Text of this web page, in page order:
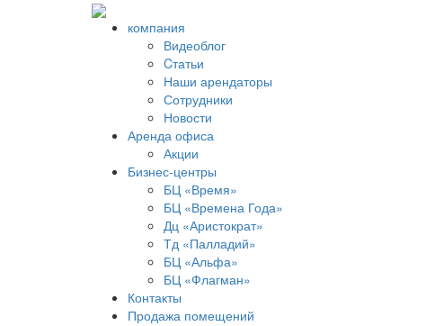
компания
Видеоблог
Cтатьи
Наши арендаторы
Сотрудники
Новости
Аренда офиса
Акции
Бизнес-центры
БЦ «Время»
БЦ «Времена Года»
Дц «Аристократ»
Тд «Палладий»
БЦ «Альфа»
БЦ «Флагман»
Контакты
Продажа помещений